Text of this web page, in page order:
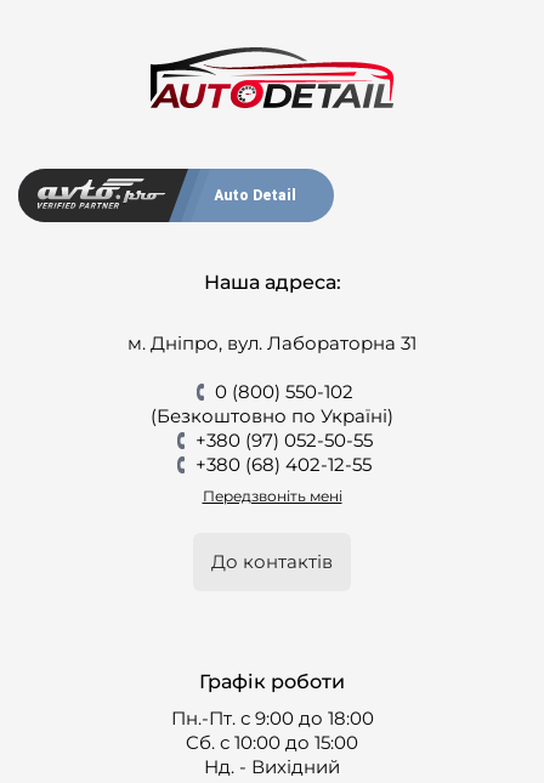
Auto Detail
Наша адреса:
м. Дніпро, вул. Лабораторна 31
0 (800) 550-102
(Безкоштовно по Україні)
+380 (97) 052-50-55
+380 (68) 402-12-55
Передзвоніть мені
До контактів
Графік роботи
Пн.-Пт. с 9:00 до 18:00
Cб. с 10:00 до 15:00
Нд. - Вихідний